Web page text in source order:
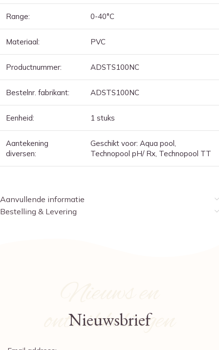
Range: 0-40°C
Materiaal: PVC
Productnummer: ADSTS100NC
Bestelnr. fabrikant: ADSTS100NC
Eenheid: 1 stuks
Aantekening
diversen:
Geschikt voor: Aqua pool,
Technopool pH/ Rx, Technopool TT
Aanvullende informatie
Bestelling & Levering
Nieuws en
ontwikkelingen
Nieuwsbrief